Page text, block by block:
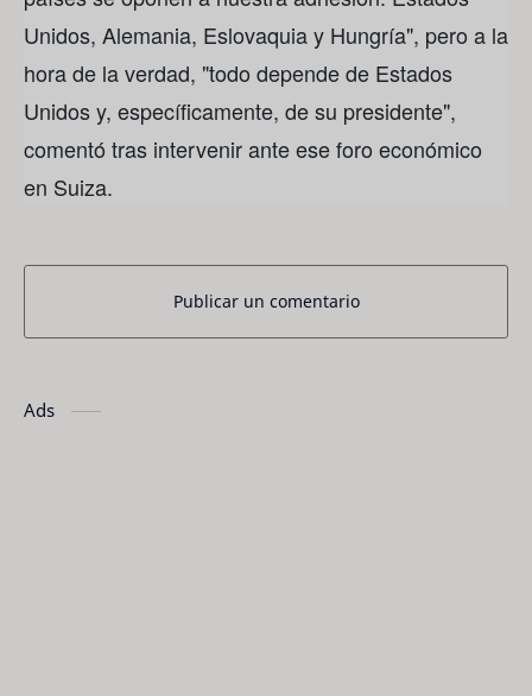
Unidos, Alemania, Eslovaquia y Hungría", pero a la
hora de la verdad, "todo depende de Estados
Unidos y, específicamente, de su presidente",
comentó tras intervenir ante ese foro económico
en Suiza.
Publicar un comentario
Ads